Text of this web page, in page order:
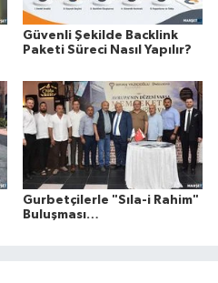
Güvenli Şekilde Backlink
Paketi Süreci Nasıl Yapılır?
Gurbetçilerle "Sıla-i Rahim"
Buluşması…